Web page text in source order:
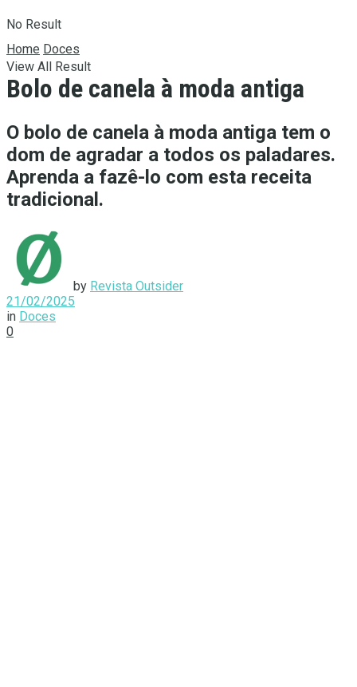
No Result
View All Result
Home Doces
Bolo de canela à moda antiga
O bolo de canela à moda antiga tem o
dom de agradar a todos os paladares.
Aprenda a fazê-lo com esta receita
tradicional.
by Revista Outsider
21/02/2025
in Doces
0